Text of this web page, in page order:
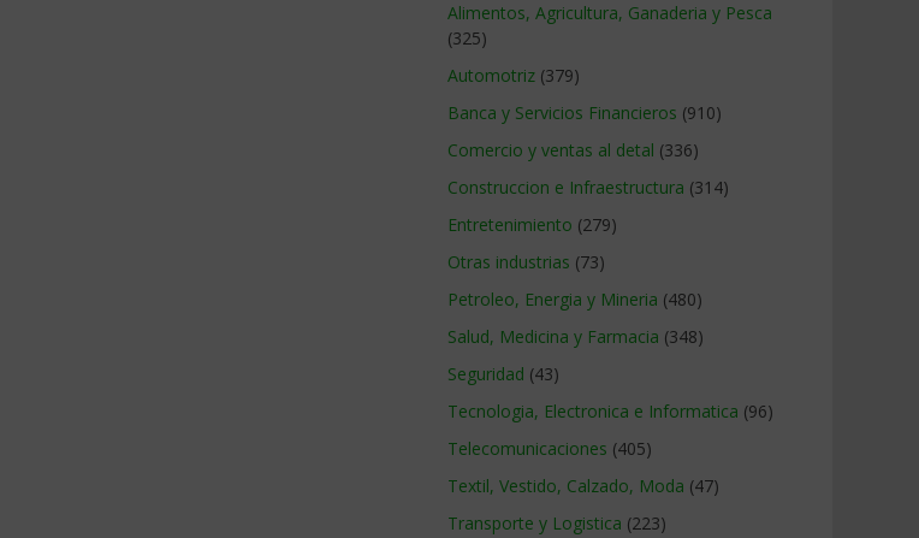
Alimentos, Agricultura, Ganaderia y Pesca
(325)
Automotriz (379)
Banca y Servicios Financieros (910)
Comercio y ventas al detal (336)
Construccion e Infraestructura (314)
Entretenimiento (279)
Otras industrias (73)
Petroleo, Energia y Mineria (480)
Salud, Medicina y Farmacia (348)
Seguridad (43)
Tecnologia, Electronica e Informatica (96)
Telecomunicaciones (405)
Textil, Vestido, Calzado, Moda (47)
Transporte y Logistica (223)